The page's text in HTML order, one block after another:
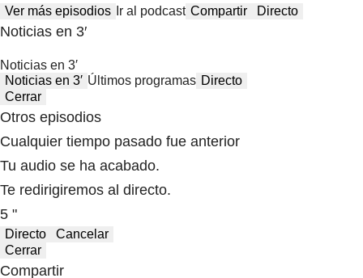
Ver más episodios Ir al podcast Compartir Directo
Noticias en 3′
Noticias en 3′
Noticias en 3′ Últimos programas Directo
Cerrar
Otros episodios
Cualquier tiempo pasado fue anterior
Tu audio se ha acabado.
Te redirigiremos al directo.
5 "
Directo
Cancelar
Cerrar
Compartir